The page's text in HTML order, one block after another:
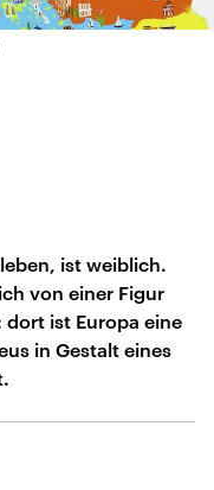
ist weiblich.
von einer Figur
ist Europa eine
in Gestalt eines